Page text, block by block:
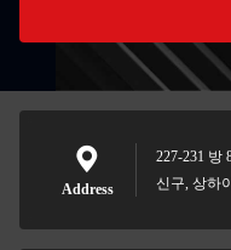
Address
227-231 방
신구, 상하